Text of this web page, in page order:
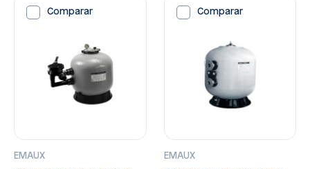
Comparar
EMAUX
Comparar
EMAUX